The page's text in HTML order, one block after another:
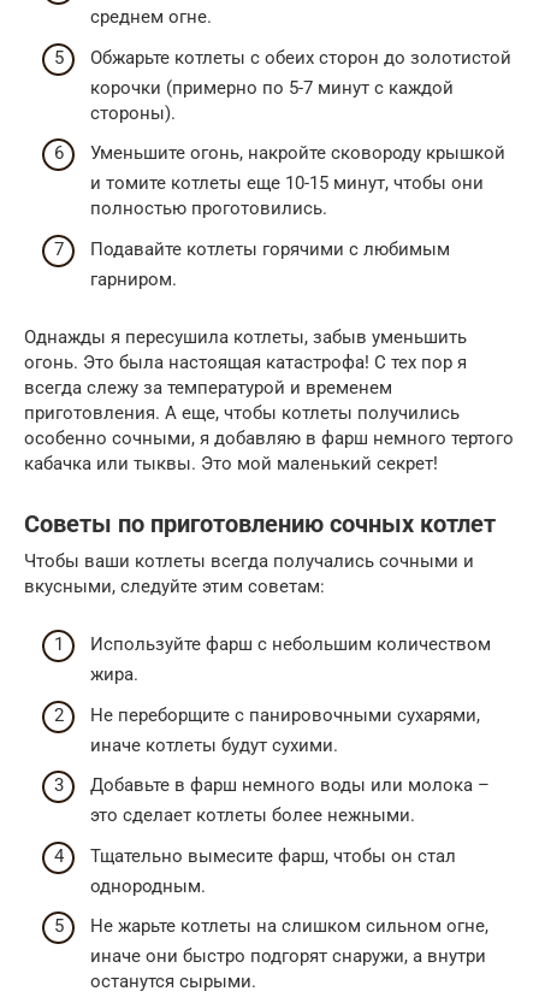
среднем огне.
Обжарьте котлеты с обеих сторон до золотистой
корочки (примерно по 5-7 минут с каждой
стороны).
Уменьшите огонь, накройте сковороду крышкой
и томите котлеты еще 10-15 минут, чтобы они
полностью проготовились.
Подавайте котлеты горячими с любимым
гарниром.
Однажды я пересушила котлеты, забыв уменьшить
огонь. Это была настоящая катастрофа! С тех пор я
всегда слежу за температурой и временем
приготовления. А еще, чтобы котлеты получились
особенно сочными, я добавляю в фарш немного тертого
кабачка или тыквы. Это мой маленький секрет!
Советы по приготовлению сочных котлет
Чтобы ваши котлеты всегда получались сочными и
вкусными, следуйте этим советам:
Используйте фарш с небольшим количеством
жира.
Не переборщите с панировочными сухарями,
иначе котлеты будут сухими.
Добавьте в фарш немного воды или молока –
это сделает котлеты более нежными.
Тщательно вымесите фарш, чтобы он стал
однородным.
Не жарьте котлеты на слишком сильном огне,
иначе они быстро подгорят снаружи, а внутри
останутся сырыми.